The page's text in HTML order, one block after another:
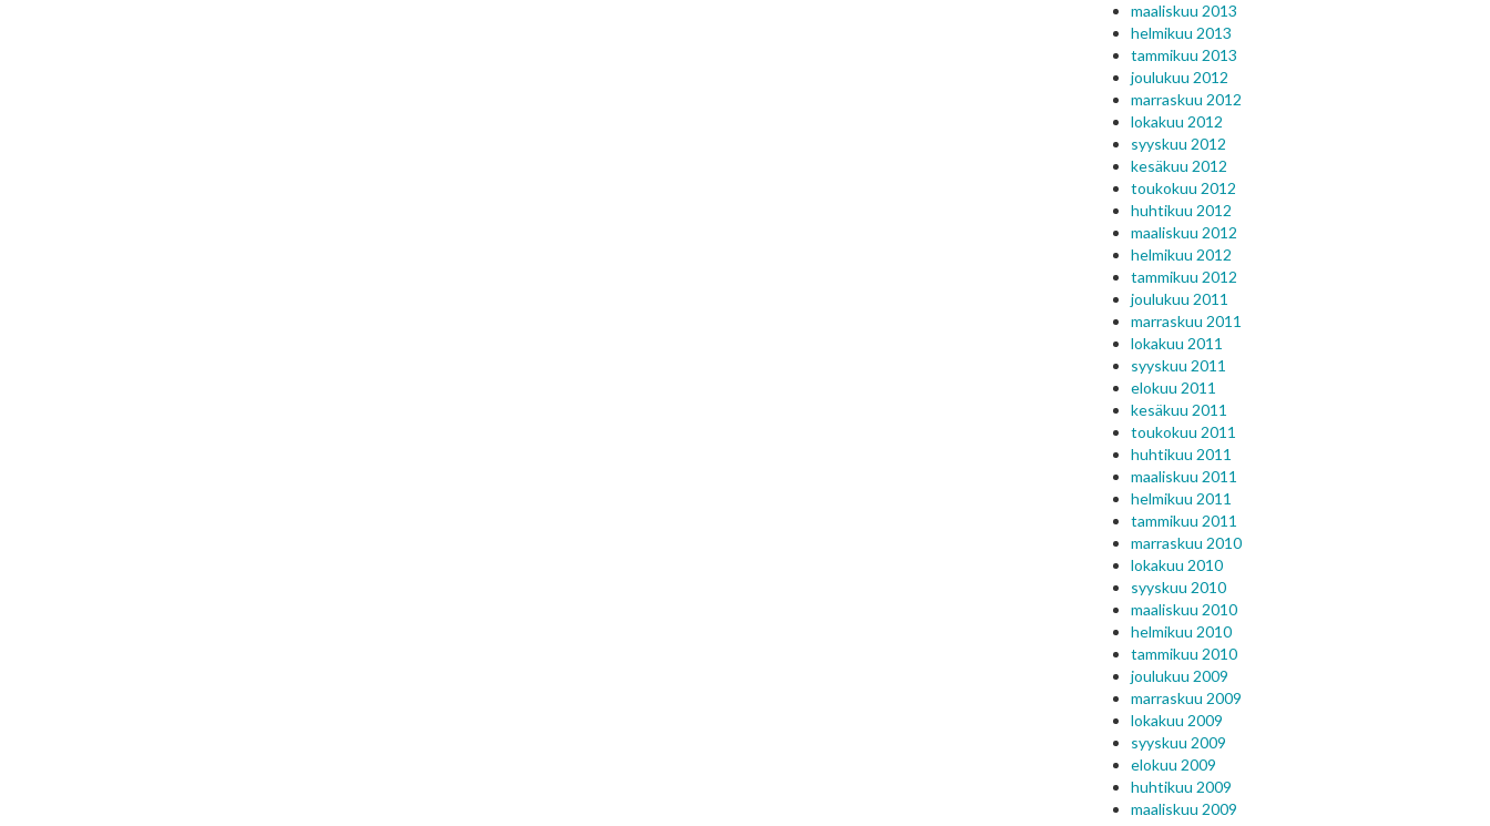
maaliskuu 2013
helmikuu 2013
tammikuu 2013
joulukuu 2012
marraskuu 2012
lokakuu 2012
syyskuu 2012
kesäkuu 2012
toukokuu 2012
huhtikuu 2012
maaliskuu 2012
helmikuu 2012
tammikuu 2012
joulukuu 2011
marraskuu 2011
lokakuu 2011
syyskuu 2011
elokuu 2011
kesäkuu 2011
toukokuu 2011
huhtikuu 2011
maaliskuu 2011
helmikuu 2011
tammikuu 2011
marraskuu 2010
lokakuu 2010
syyskuu 2010
maaliskuu 2010
helmikuu 2010
tammikuu 2010
joulukuu 2009
marraskuu 2009
lokakuu 2009
syyskuu 2009
elokuu 2009
huhtikuu 2009
maaliskuu 2009